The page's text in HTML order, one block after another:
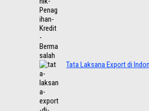
Tata Laksana Export di